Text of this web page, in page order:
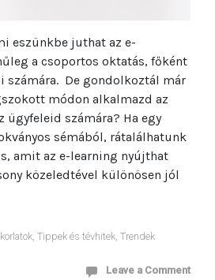
eszünkbe juthat az e-
a csoportos oktatás, főként
számára. De gondolkoztál már
módon alkalmazd az
ügyfeleid számára? Ha egy
sémából, rátalálhatunk
amit az e-learning nyújthat
közeledtével különösen jól
, Tippek és tévhitek, Trendek
Leave a Comment